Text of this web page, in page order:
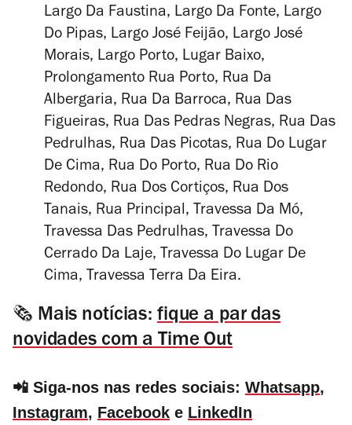
Largo Da Faustina, Largo Da Fonte, Largo
Do Pipas, Largo José Feijão, Largo José
Morais, Largo Porto, Lugar Baixo,
Prolongamento Rua Porto, Rua Da
Albergaria, Rua Da Barroca, Rua Das
Figueiras, Rua Das Pedras Negras, Rua Das
Pedrulhas, Rua Das Picotas, Rua Do Lugar
De Cima, Rua Do Porto, Rua Do Rio
Redondo, Rua Dos Cortiços, Rua Dos
Tanais, Rua Principal, Travessa Da Mó,
Travessa Das Pedrulhas, Travessa Do
Cerrado Da Laje, Travessa Do Lugar De
Cima, Travessa Terra Da Eira.
🗞️ Mais notícias:fique a par das
novidades com a Time Out
📲 Siga-nos nas redes sociais: Whatsapp,
Instagram, Facebook e LinkedIn